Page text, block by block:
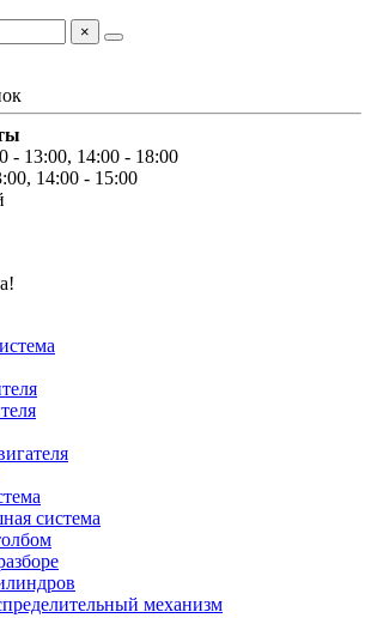
×
- 13:00, 14:00 - 18:00
14:00 - 15:00
система
механизм